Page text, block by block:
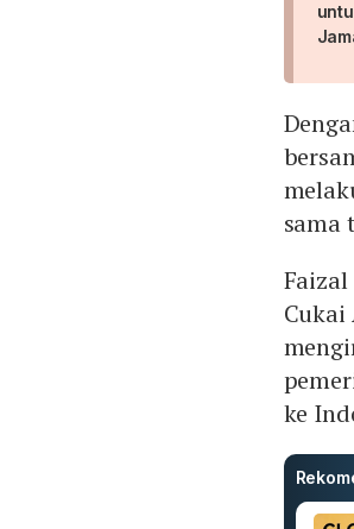
sama
Cukai
ke